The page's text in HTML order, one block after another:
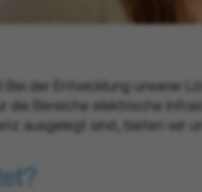
Bei der Entwicklung unserer
die Bereiche elektrische
ausgelegt sind, bieten wir
?